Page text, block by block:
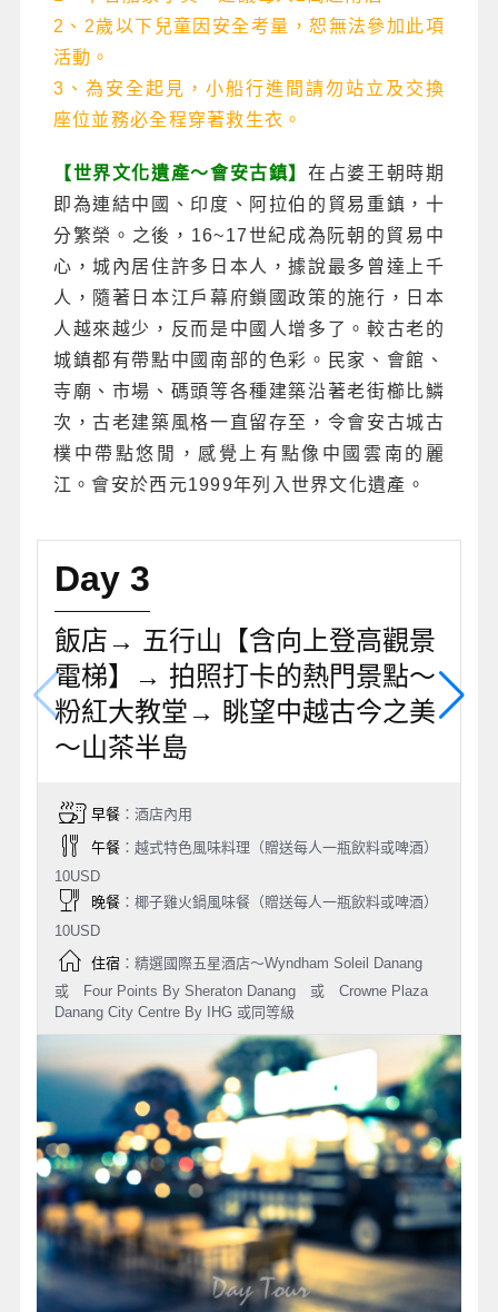
2、2歲以下兒童因安全考量，恕無法參加此項
活動。
3、為安全起見，小船行進間請勿站立及交換
座位並務必全程穿著救生衣。
【世界文化遺產～會安古鎮】在占婆王朝時期
即為連結中國、印度、阿拉伯的貿易重鎮，十
分繁榮。之後，16~17世紀成為阮朝的貿易中
心，城內居住許多日本人，據說最多曾達上千
人，隨著日本江戶幕府鎖國政策的施行，日本
人越來越少，反而是中國人增多了。較古老的
城鎮都有帶點中國南部的色彩。民家、會館、
寺廟、市場、碼頭等各種建築沿著老街櫛比鱗
次，古老建築風格一直留存至，令會安古城古
樸中帶點悠閒，感覺上有點像中國雲南的麗
江。會安於西元1999年列入世界文化遺產。
Day 3
飯店→ 五行山【含向上登高觀景
電梯】→ 拍照打卡的熱門景點～
粉紅大教堂→ 眺望中越古今之美
～山茶半島
早餐：酒店內用
午餐：越式特色風味料理（贈送每人一瓶飲料或啤酒）
10USD
晚餐：椰子雞火鍋風味餐（贈送每人一瓶飲料或啤酒）
10USD
住宿：精選國際五星酒店～Wyndham Soleil Danang
或 Four Points By Sheraton Danang 或 Crowne Plaza
Danang City Centre By IHG 或同等級